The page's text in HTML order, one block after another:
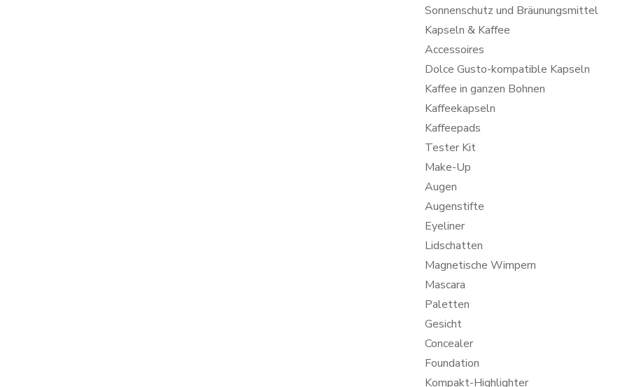
Sonnenschutz und Bräunungsmittel
Kapseln & Kaffee
Accessoires
Dolce Gusto-kompatible Kapseln
Kaffee in ganzen Bohnen
Kaffeekapseln
Kaffeepads
Tester Kit
Make-Up
Augen
Augenstifte
Eyeliner
Lidschatten
Magnetische Wimpern
Mascara
Paletten
Gesicht
Concealer
Foundation
Kompakt-Highlighter